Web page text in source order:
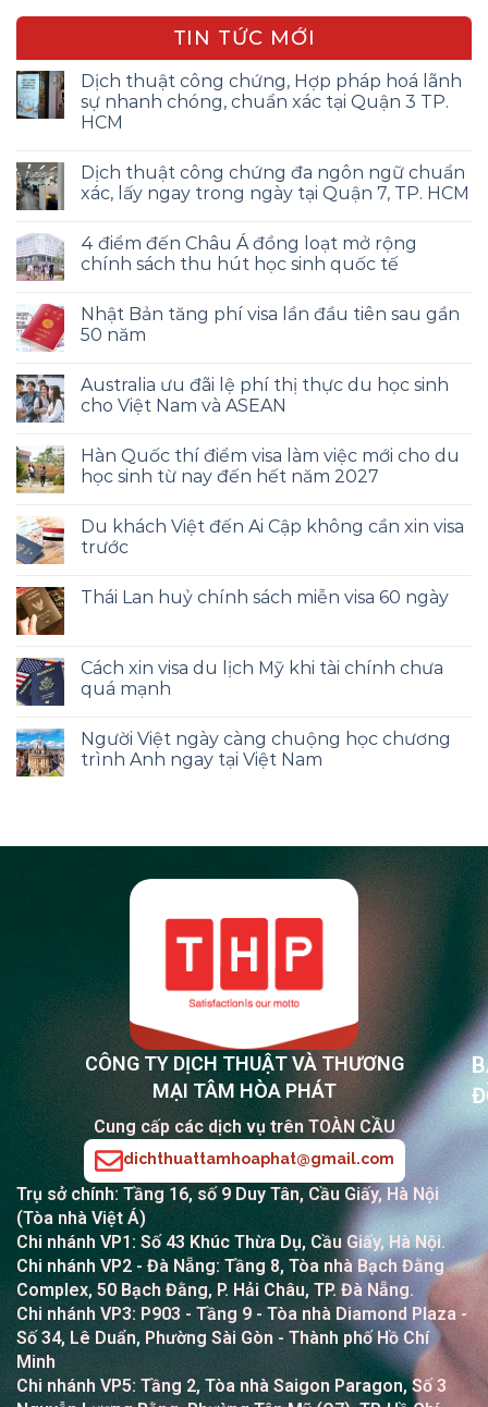
TIN TỨC MỚI
Dịch thuật công chứng, Hợp pháp hoá lãnh
sự nhanh chóng, chuẩn xác tại Quận 3 TP.
HCM
Dịch thuật công chứng đa ngôn ngữ chuẩn
xác, lấy ngay trong ngày tại Quận 7, TP. HCM
4 điểm đến Châu Á đồng loạt mở rộng
chính sách thu hút học sinh quốc tế
Nhật Bản tăng phí visa lần đầu tiên sau gần
50 năm
Australia ưu đãi lệ phí thị thực du học sinh
cho Việt Nam và ASEAN
Hàn Quốc thí điểm visa làm việc mới cho du
học sinh từ nay đến hết năm 2027
Du khách Việt đến Ai Cập không cần xin visa
trước
Thái Lan huỷ chính sách miễn visa 60 ngày
Cách xin visa du lịch Mỹ khi tài chính chưa
quá mạnh
Người Việt ngày càng chuộng học chương
trình Anh ngay tại Việt Nam
CÔNG TY DỊCH THUẬT VÀ THƯƠNG
MẠI TÂM HÒA PHÁT
Cung cấp các dịch vụ trên TOÀN CẦU
dichthuattamhoaphat@gmail.com
Trụ sở chính: Tầng 16, số 9 Duy Tân, Cầu Giấy, Hà Nội
(Tòa nhà Việt Á)
Chi nhánh VP1: Số 43 Khúc Thừa Dụ, Cầu Giấy, Hà Nội.
Chi nhánh VP2 - Đà Nẵng: Tầng 8, Tòa nhà Bạch Đằng
Complex, 50 Bạch Đằng, P. Hải Châu, TP. Đà Nẵng.
Chi nhánh VP3: P903 - Tầng 9 - Tòa nhà Diamond Plaza -
Số 34, Lê Duẩn, Phường Sài Gòn - Thành phố Hồ Chí
Minh
Chi nhánh VP5: Tầng 2, Tòa nhà Saigon Paragon, Số 3